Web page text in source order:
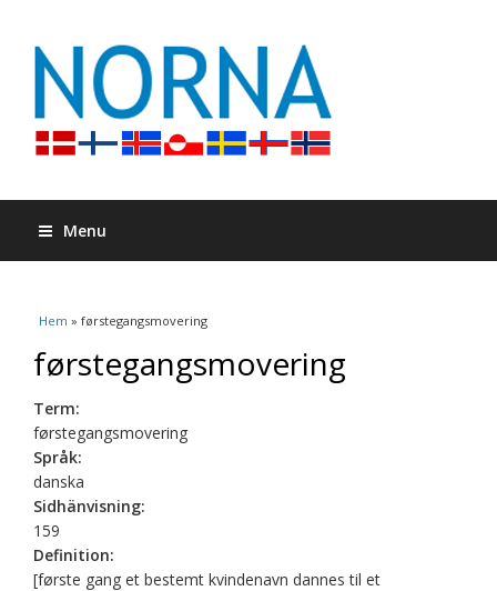
Menu
Du är här
Hem » førstegangsmovering
førstegangsmovering
Term:
førstegangsmovering
Språk:
danska
Sidhänvisning:
159
Definition:
[første gang et bestemt kvindenavn dannes til et